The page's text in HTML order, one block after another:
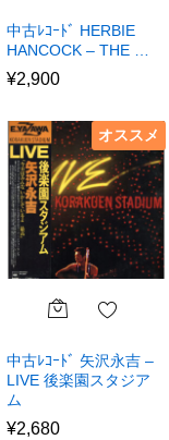
中古ﾚｺｰﾄﾞ HERBIE
HANCOCK – THE …
¥2,900
オススメ
中古ﾚｺｰﾄﾞ 矢沢永吉 –
LIVE 後楽園スタジア
ム
¥2,680